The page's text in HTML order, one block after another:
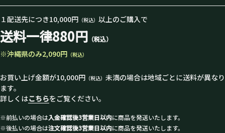
１配送先につき10,000円 （税込） 以上のご購入で
送料一律880円 （税込）
※沖縄県のみ2,090円 （税込）
お買い上げ金額が10,000円 （税込） 未満の場合は地域ごとに送料が異なり
ます。
詳しくはこちらをご覧ください。
※前払いの場合は入金確認後3営業日以内に商品を発送いたします。
※後払いの場合は注文確認後3営業日以内に商品を発送いたします。